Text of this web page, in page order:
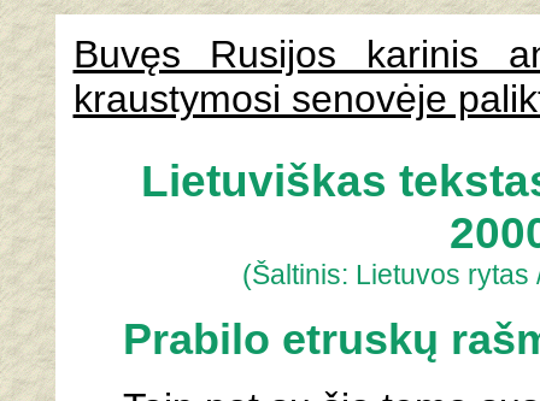
Buvęs Rusijos karinis
kraustymosi senovėje
Lietuviškas
(Šaltinis: Lietuvos rytas
Prabilo etruskų